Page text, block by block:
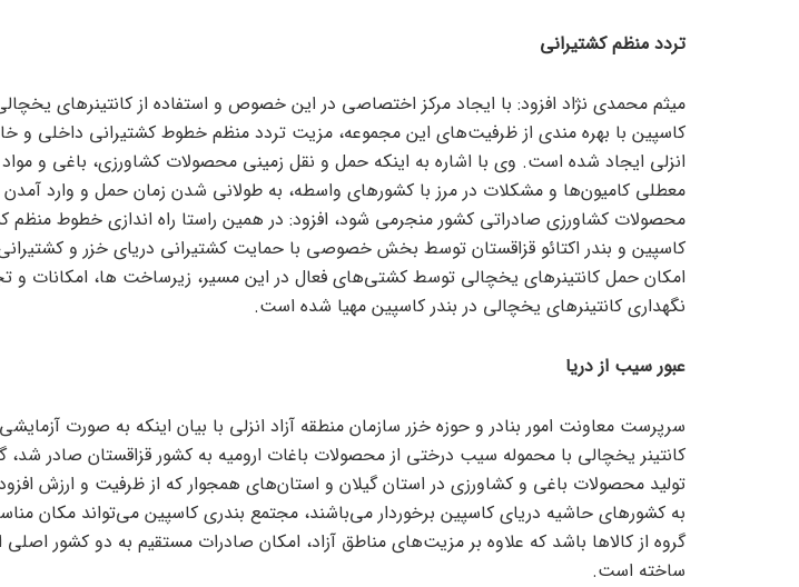
تردد منظم کشتیرانی
میثم محمدی نژاد افزود: با ایجاد مرکز اختصاصی در این خصوص و استفاده از کانتینر‌های
کاسپین با بهره مندی از ظرفیت‌های این مجموعه، مزیت تردد منظم خطوط کشتیرانی داخلی و
انزلی ایجاد شده است. وی با اشاره به اینکه حمل و نقل زمینی محصولات کشاورزی، باغی و
معطلی کامیون‌ها و مشکلات در مرز با کشور‌های واسطه، به طولانی شدن زمان حمل و وارد آمدن
محصولات کشاورزی صادراتی کشور منجرمی شود، افزود: در همین راستا راه اندازی خطوط منظم
کاسپین و بندر اکتائو قزاقستان توسط بخش خصوصی با حمایت کشتیرانی دریای خزر و
امکان حمل کانتینر‌های یخچالی توسط کشتی‌های فعال در این مسیر، زیرساخت ها، امکانات و
نگهداری کانتینر‌های یخچالی در بندر کاسپین مهیا شده است.
عبور سیب از دریا
کانتینر یخچالی با محموله سیب درختی از محصولات باغات ارومیه به کشور قزاقستان صادر شد،
تولید محصولات باغی و کشاورزی در استان گیلان و استان‌های همجوار که از ظرفیت و ارزش
به کشور‌های حاشیه دریای کاسپین برخوردار می‌باشند، مجتمع بندری کاسپین می‌تواند مکان
گروه از کالا‌ها باشد که علاوه بر مزیت‌های مناطق آزاد، امکان صادرات مستقیم به دو کشور اصلی
ساخته است.